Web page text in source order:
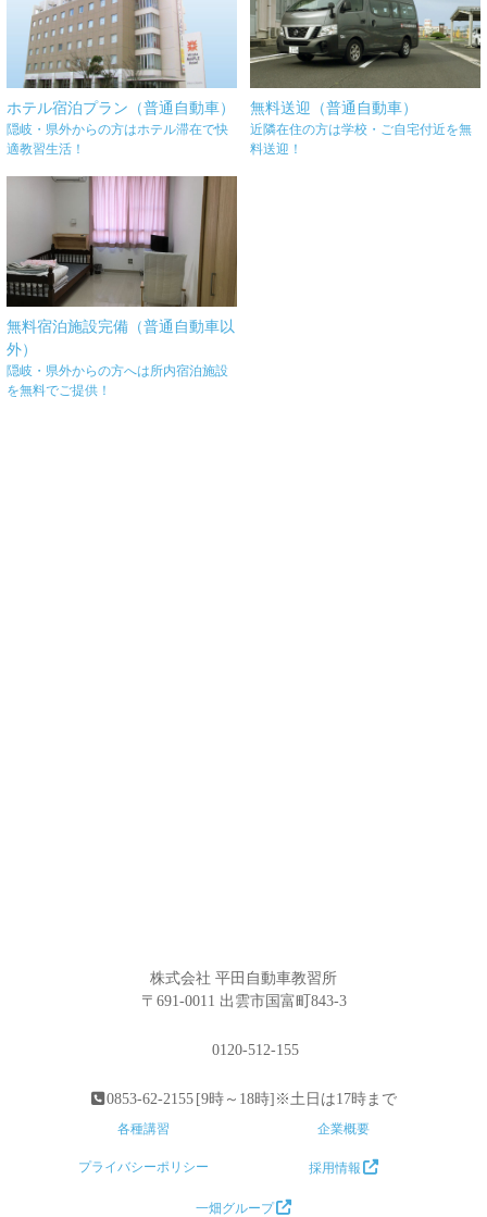
ホテル宿泊プラン（普通自動車）
隠岐・県外からの方はホテル滞在で快
適教習生活！
無料送迎（普通自動車）
近隣在住の方は学校・ご自宅付近を無
料送迎！
無料宿泊施設完備（普通自動車以
外）
隠岐・県外からの方へは所内宿泊施設
を無料でご提供！
株式会社 平田自動車教習所
〒691-0011 出雲市国富町843-3
0120-512-155
0853-62-2155 [9時～18時]※土日は17時まで
各種講習 企業概要
プライバシーポリシー 採用情報
一畑グループ